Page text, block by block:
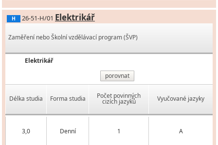
H 26-51-H/01 Elektrikář
Zaměření nebo Školní vzdělávací program (ŠVP)
Elektrikář
porovnat
Délka studia Forma studia Počet povinných
cizích jazyků Vyučované jazyky
3,0 Denní 1 A